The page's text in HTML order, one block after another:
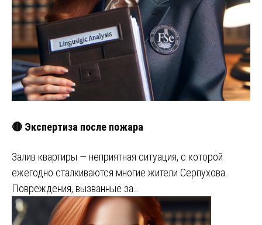
🔴 Экспертиза после пожара
Залив квартиры — неприятная ситуация, с которой
ежегодно сталкиваются многие жители Серпухова.
Повреждения, вызванные за…